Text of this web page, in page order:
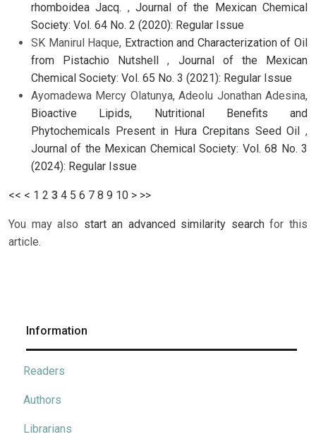
rhomboidea Jacq. , Journal of the Mexican Chemical
Society: Vol. 64 No. 2 (2020): Regular Issue
SK Manirul Haque, Extraction and Characterization of Oil
from Pistachio Nutshell, Journal of the Mexican
Chemical Society: Vol. 65 No. 3 (2021): Regular Issue
Ayomadewa Mercy Olatunya, Adeolu Jonathan Adesina,
Bioactive Lipids, Nutritional Benefits and
Phytochemicals Present in Hura Crepitans Seed Oil ,
Journal of the Mexican Chemical Society: Vol. 68 No. 3
(2024): Regular Issue
<< < 1 2 3 4 5 6 7 8 9 10 > >>
You may also start an advanced similarity searchfor this
article.
Information
Readers
Authors
Librarians